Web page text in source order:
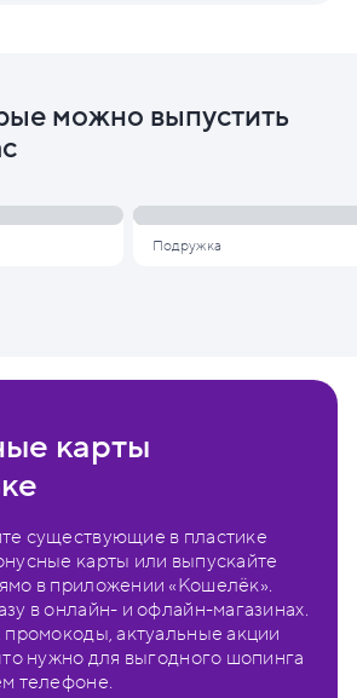
можно выпустить
Подружка
карты
существующие в пластике
карты или выпускайте
в приложении «Кошелёк».
в онлайн- и офлайн-магазинах.
актуальные акции
нужно для выгодного шопинга
телефоне.